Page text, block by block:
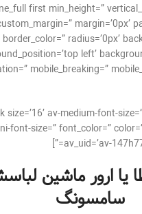
first min_height=”
margin=’0px’
border_color=” radius=’0px’
left’
mobile_breaking=”
size=’16’ av-medium-font-
font-size=” font_color=”
av_uid=’av-
یا ارور ماشین
سامسونگ